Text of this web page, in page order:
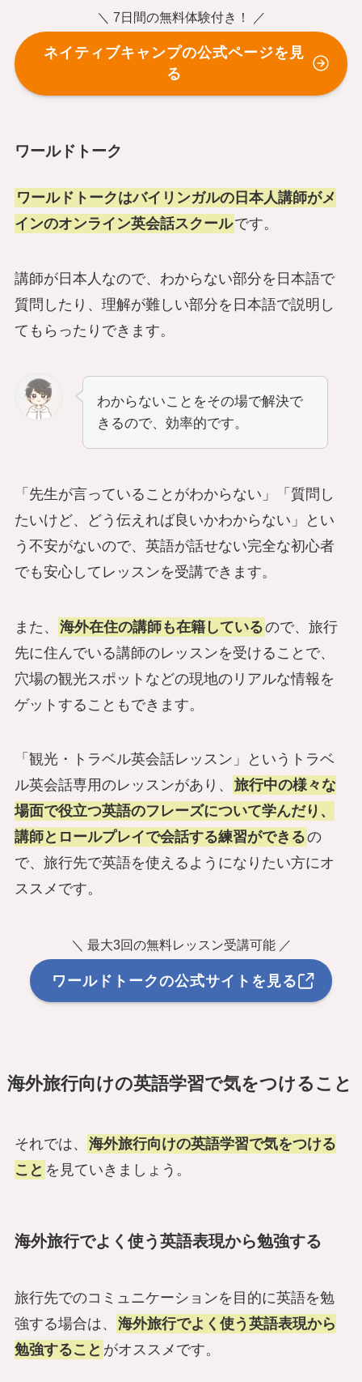
＼ 7日間の無料体験付き！ ／
ネイティブキャンプの公式ページを見
る
ワールドトーク
ワールドトークはバイリンガルの日本人講師がメ
インのオンライン英会話スクールです。
講師が日本人なので、わからない部分を日本語で
質問したり、理解が難しい部分を日本語で説明し
てもらったりできます。
わからないことをその場で解決で
きるので、効率的です。
「先生が言っていることがわからない」「質問し
たいけど、どう伝えれば良いかわからない」とい
う不安がないので、英語が話せない完全な初心者
でも安心してレッスンを受講できます。
また、 海外在住の講師も在籍しているので、旅行
先に住んでいる講師のレッスンを受けることで、
穴場の観光スポットなどの現地のリアルな情報を
ゲットすることもできます。
「観光・トラベル英会話レッスン」というトラベ
ル英会話専用のレッスンがあり、
旅行中の様々な
場面で役立つ英語のフレーズについて学んだり、
講師とロールプレイで会話する練習ができるの
で、旅行先で英語を使えるようになりたい方にオ
ススメです。
＼ 最大3回の無料レッスン受講可能 ／
ワールドトークの公式サイトを見る
海外旅行向けの英語学習で気をつけること
それでは、
海外旅行向けの英語学習で気をつける
こと を見ていきましょう。
海外旅行でよく使う英語表現から勉強する
旅行先でのコミュニケーションを目的に英語を勉
強する場合は、
海外旅行でよく使う英語表現から
勉強すること がオススメです。